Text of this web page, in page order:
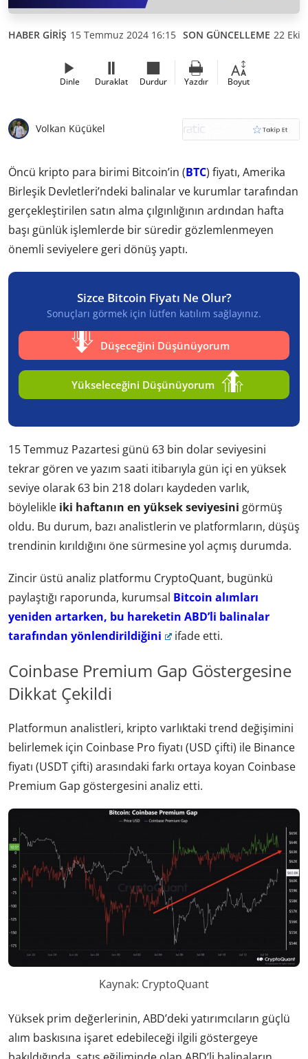
HABER GİRİŞ 15 Temmuz 2024 16:15 SON GÜNCELLEME 22
Dinle Duraklat Durdur Yazdır Boyut
Volkan Küçükel
Öncü kripto para birimi Bitcoin’in (BTC) fiyatı, Amerika
Birleşik Devletleri’ndeki balinalar ve kurumlar tarafından
gerçekleştirilen satın alma çılgınlığının ardından hafta
başı günlük işlemlerde bir süredir gözlemlenmeyen
önemli seviyelere geri dönüş yaptı.
Sizce Bitcoin Fiyatı Ne Olur?
Sonuçları görmek için lütfen katılım sağlayınız.
Düşeceğini Düşünüyorum
Yükseleceğini Düşünüyorum
15 Temmuz Pazartesi günü 63 bin dolar seviyesini
tekrar gören ve yazım saati itibarıyla gün içi en yüksek
seviye olarak 63 bin 218 doları kaydeden varlık,
böylelikle iki haftanın en yüksek seviyesini görmüş
oldu. Bu durum, bazı analistlerin ve platformların, düşüş
trendinin kırıldığını öne sürmesine yol açmış durumda.
Zincir üstü analiz platformu CryptoQuant, bugünkü
paylaştığı raporunda, kurumsal Bitcoin alımları
yeniden artarken, bu hareketin ABD’li balinalar
tarafından yönlendirildiğini
ifade etti.
Coinbase Premium Gap Göstergesine
Dikkat Çekildi
Platformun analistleri, kripto varlıktaki trend değişimini
belirlemek için Coinbase Pro fiyatı (USD çifti) ile Binance
fiyatı (USDT çifti) arasındaki farkı ortaya koyan Coinbase
Premium Gap göstergesini analiz etti.
Kaynak: CryptoQuant
Yüksek prim değerlerinin, ABD’deki yatırımcıların güçlü
alım baskısına işaret edebileceği ilgili göstergeye